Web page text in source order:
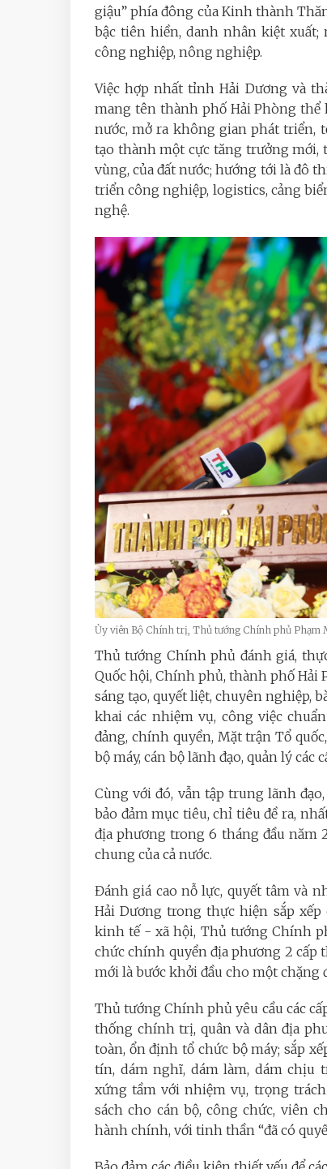
giậu” phía đông của Kinh thành
bậc tiên hiền, danh nhân kiệt
công nghiệp, nông nghiệp.
Việc hợp nhất tỉnh Hải Dương và
mang tên thành phố Hải Phòng thể
nước, mở ra không gian phát triển,
tạo thành một cực tăng trưởng mới,
vùng, của đất nước; hướng tới là đô
triển công nghiệp, logistics, cảng
nghệ.
Ủy viên Bộ Chính trị, Thủ tướng Chính phủ Phạm
Thủ tướng Chính phủ đánh giá,
Quốc hội, Chính phủ, thành phố Hải
sáng tạo, quyết liệt, chuyên nghiệp,
khai các nhiệm vụ, công việc
đảng, chính quyền, Mặt trận Tổ
bộ máy, cán bộ lãnh đạo, quản lý các
Cùng với đó, vẫn tập trung lãnh
bảo đảm mục tiêu, chỉ tiêu đề ra,
địa phương trong 6 tháng đầu năm
chung của cả nước.
Đánh giá cao nỗ lực, quyết tâm và
Hải Dương trong thực hiện sắp
kinh tế - xã hội, Thủ tướng Chính
chức chính quyền địa phương 2 cấp
mới là bước khởi đầu cho một
Thủ tướng Chính phủ yêu cầu các
thống chính trị, quân và dân địa
toàn, ổn định tổ chức bộ máy; sắp
tín, dám nghĩ, dám làm, dám chịu
xứng tầm với nhiệm vụ, trọng
sách cho cán bộ, công chức, viên
hành chính, với tinh thần “đã có